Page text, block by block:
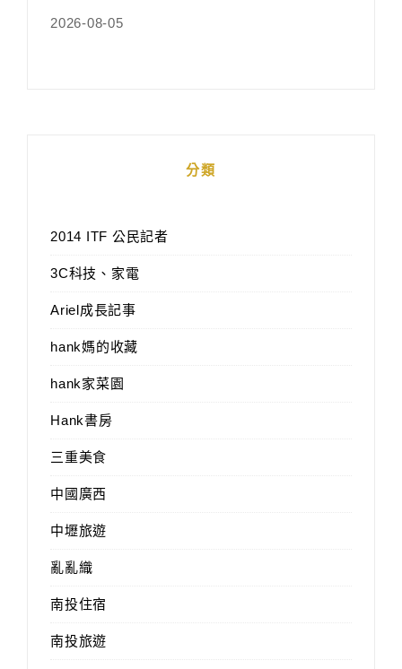
2026-08-05
分類
2014 ITF 公民記者
3C科技、家電
Ariel成長記事
hank媽的收藏
hank家菜園
Hank書房
三重美食
中國廣西
中壢旅遊
亂亂織
南投住宿
南投旅遊